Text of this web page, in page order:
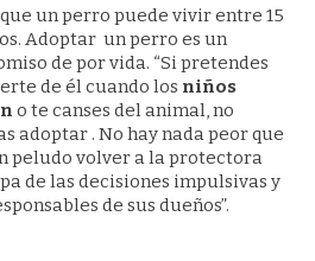
un perro puede vivir entre 15
Adoptar un perro es un
de por vida. “Si pretendes
de él cuando los niños
o te canses del animal, no
adoptar . No hay nada peor que
peludo volver a la protectora
de las decisiones impulsivas y
de sus dueños”.